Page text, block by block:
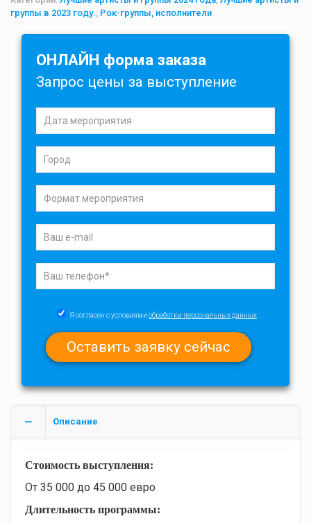
группы в 2023 году., Рок-группы, исполнители
ОНЛАЙН форма заказа
Запрос цены за выступление
Я согласен с условиями обработки персональных данных
Описание
Стоимость выступления:
От 35 000 до 45 000 евро
Длительность программы: